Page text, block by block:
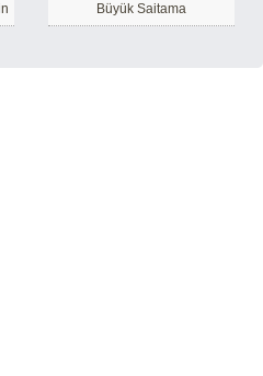
Büyük Saitama